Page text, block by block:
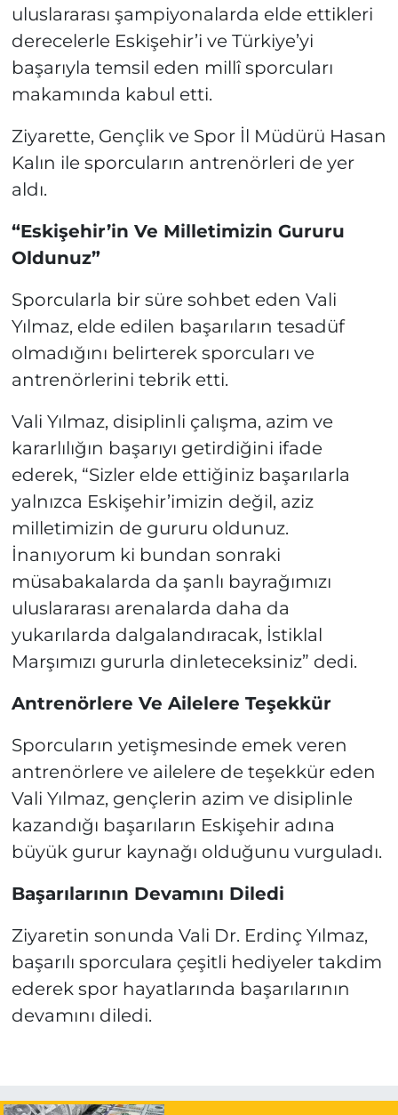
uluslararası şampiyonalarda elde ettikleri
derecelerle Eskişehir’i ve Türkiye’yi
başarıyla temsil eden millî sporcuları
makamında kabul etti.
Ziyarette, Gençlik ve Spor İl Müdürü Hasan
Kalın ile sporcuların antrenörleri de yer
aldı.
“Eskişehir’in Ve Milletimizin Gururu
Oldunuz”
Sporcularla bir süre sohbet eden Vali
Yılmaz, elde edilen başarıların tesadüf
olmadığını belirterek sporcuları ve
antrenörlerini tebrik etti.
Vali Yılmaz, disiplinli çalışma, azim ve
kararlılığın başarıyı getirdiğini ifade
ederek, “Sizler elde ettiğiniz başarılarla
yalnızca Eskişehir’imizin değil, aziz
milletimizin de gururu oldunuz.
İnanıyorum ki bundan sonraki
müsabakalarda da şanlı bayrağımızı
uluslararası arenalarda daha da
yukarılarda dalgalandıracak, İstiklal
Marşımızı gururla dinleteceksiniz” dedi.
Antrenörlere Ve Ailelere Teşekkür
Sporcuların yetişmesinde emek veren
antrenörlere ve ailelere de teşekkür eden
Vali Yılmaz, gençlerin azim ve disiplinle
kazandığı başarıların Eskişehir adına
büyük gurur kaynağı olduğunu vurguladı.
Başarılarının Devamını Diledi
Ziyaretin sonunda Vali Dr. Erdinç Yılmaz,
başarılı sporculara çeşitli hediyeler takdim
ederek spor hayatlarında başarılarının
devamını diledi.